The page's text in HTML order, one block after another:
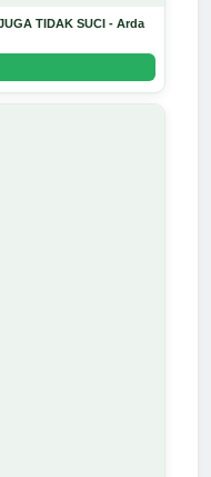
TIDAK SUCI - Arda